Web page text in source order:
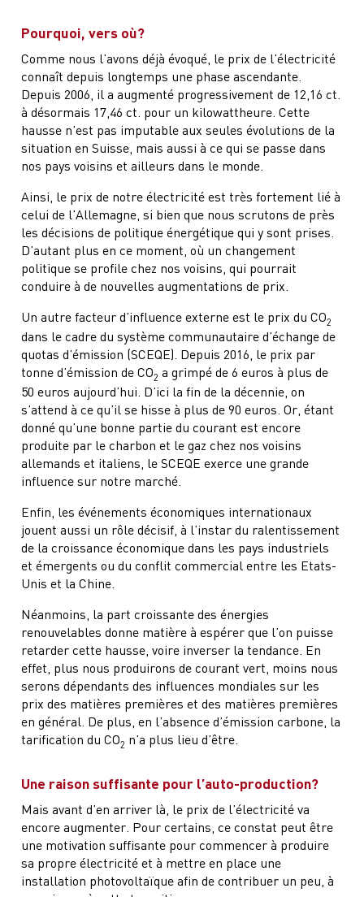
Pourquoi, vers où?
Comme nous l’avons déjà évoqué, le prix de l’électricité
connaît depuis longtemps une phase ascendante.
Depuis 2006, il a augmenté progressivement de 12,16 ct.
à désormais 17,46 ct. pour un kilowattheure. Cette
hausse n’est pas imputable aux seules évolutions de la
situation en Suisse, mais aussi à ce qui se passe dans
nos pays voisins et ailleurs dans le monde.
Ainsi, le prix de notre électricité est très fortement lié à
celui de l’Allemagne, si bien que nous scrutons de près
les décisions de politique énergétique qui y sont prises.
D’autant plus en ce moment, où un changement
politique se profile chez nos voisins, qui pourrait
conduire à de nouvelles augmentations de prix.
Un autre facteur d’influence externe est le prix du CO2
dans le cadre du système communautaire d’échange de
quotas d’émission (SCEQE). Depuis 2016, le prix par
tonne d’émission de CO2 a grimpé de 6 euros à plus de
50 euros aujourd’hui. D’ici la fin de la décennie, on
s’attend à ce qu’il se hisse à plus de 90 euros. Or, étant
donné qu’une bonne partie du courant est encore
produite par le charbon et le gaz chez nos voisins
allemands et italiens, le SCEQE exerce une grande
influence sur notre marché.
Enfin, les événements économiques internationaux
jouent aussi un rôle décisif, à l’instar du ralentissement
de la croissance économique dans les pays industriels
et émergents ou du conflit commercial entre les Etats-
Unis et la Chine.
Néanmoins, la part croissante des énergies
renouvelables donne matière à espérer que l’on puisse
retarder cette hausse, voire inverser la tendance. En
effet, plus nous produirons de courant vert, moins nous
serons dépendants des influences mondiales sur les
prix des matières premières et des matières premières
en général. De plus, en l’absence d’émission carbone, la
tarification du CO2 n’a plus lieu d’être.
Une raison suffisante pour l’auto-production?
Mais avant d’en arriver là, le prix de l’électricité va
encore augmenter. Pour certains, ce constat peut être
une motivation suffisante pour commencer à produire
sa propre électricité et à mettre en place une
installation photovoltaïque afin de contribuer un peu, à